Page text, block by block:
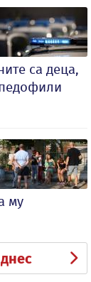
са деца,
му